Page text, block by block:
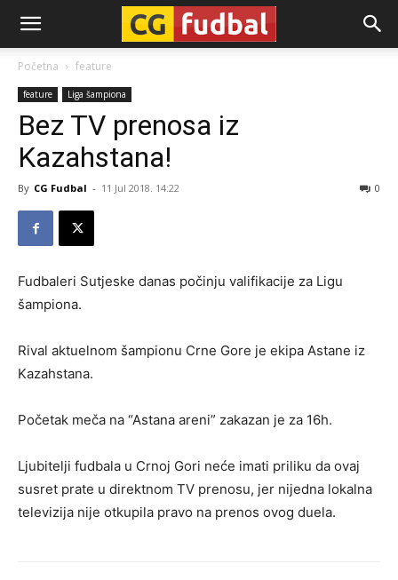
CG-
Fudbal
Početna feature
feature Liga šampiona
Bez TV prenosa iz
Kazahstana!
By CG Fudbal - 11 Jul 2018. 14:22 0
Fudbaleri Sutjeske danas počinju valifikacije za Ligu
šampiona.
Rival aktuelnom šampionu Crne Gore je ekipa Astane iz
Kazahstana.
Početak meča na “Astana areni” zakazan je za 16h.
Ljubitelji fudbala u Crnoj Gori neće imati priliku da ovaj
susret prate u direktnom TV prenosu, jer nijedna lokalna
televizija nije otkupila pravo na prenos ovog duela.